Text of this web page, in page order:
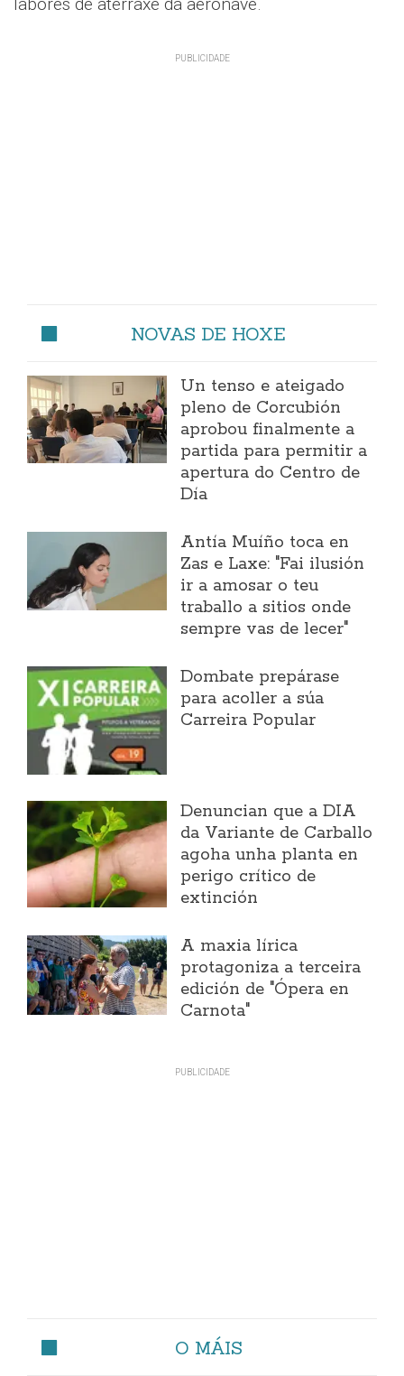
NOVAS DE HOXE
Un tenso e ateigado
pleno de Corcubión
aprobou finalmente a
partida para permitir a
apertura do Centro de
Día
Antía Muíño toca en
Zas e Laxe: "Fai ilusión
ir a amosar o teu
traballo a sitios onde
sempre vas de lecer"
Dombate prepárase
para acoller a súa
Carreira Popular
Denuncian que a DIA
da Variante de Carballo
agoha unha planta en
perigo crítico de
extinción
A maxia lírica
protagoniza a terceira
edición de "Ópera en
Carnota"
O MÁIS